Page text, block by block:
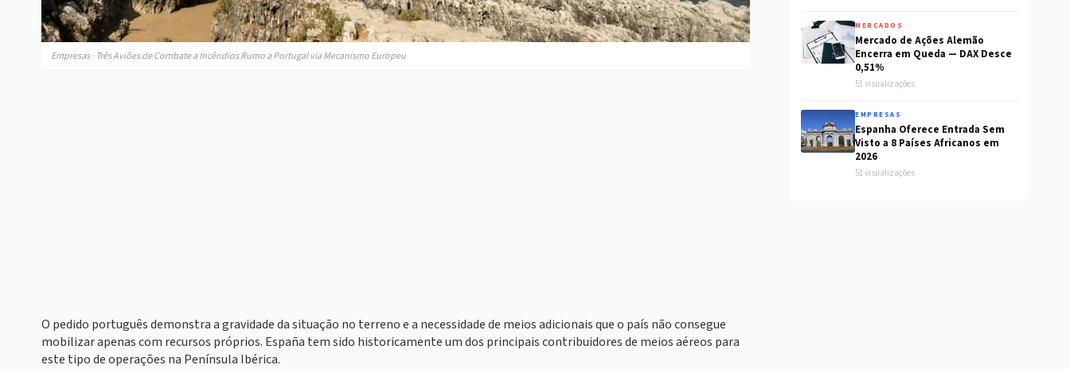
Empresas · Três Aviões de Combate a Incêndios Rumo a Portugal via Mecanismo Europeu
O pedido português demonstra a gravidade da situação no terreno e a necessidade de meios adicionais que o país não consegue
mobilizar apenas com recursos próprios. España tem sido historicamente um dos principais contribuidores de meios aéreos para
este tipo de operações na Península Ibérica.
MERCADOS
Mercado de Ações Alemão
Encerra em Queda — DAX Desce
0,51%
51 visualizações
EMPRESAS
Espanha Oferece Entrada Sem
Visto a 8 Países Africanos em
2026
51 visualizações